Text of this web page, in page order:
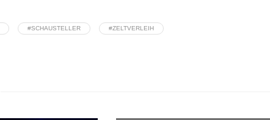
#SCHAUSTELLER #ZELTVERLEIH